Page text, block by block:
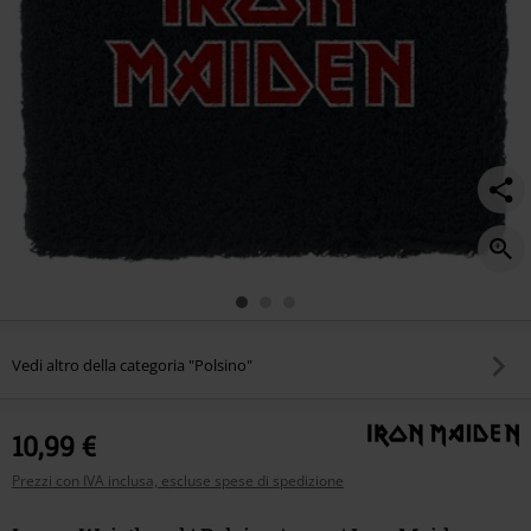
Vedi altro della categoria "Polsino"
10,99 €
Prezzi con IVA inclusa, escluse spese di spedizione